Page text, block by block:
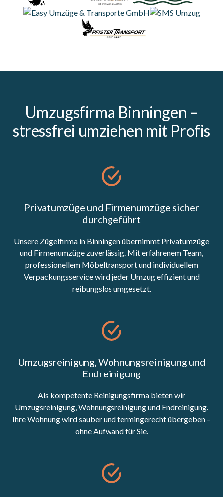
Umzugsfirma Binningen –
stressfrei umziehen mit Profis
Privatumzüge und Firmenumzüge sicher
durchgeführt
Unsere Zügelfirma in Binningen übernimmt Privatumzüge
und Firmenumzüge zuverlässig. Mit erfahrenem Team,
professionellem Möbeltransport und individuellem
Verpackungsservice wird jeder Umzug effizient und
reibungslos umgesetzt.
Umzugsreinigung, Wohnungsreinigung und
Endreinigung
Als kompetente Reinigungsfirma bieten wir
Umzugsreinigung, Wohnungsreinigung und Endreinigung.
Ihre Wohnung wird sauber und termingerecht übergeben –
ohne Aufwand für Sie.